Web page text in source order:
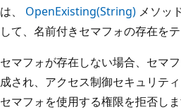
は、 OpenExisting(String) メソッ
して、名前付きセマフォの存在をテ
セマフォが存在しない場合、セマ
成され、アクセス制御セキュリテ
セマフォを使用する権限を拒否し